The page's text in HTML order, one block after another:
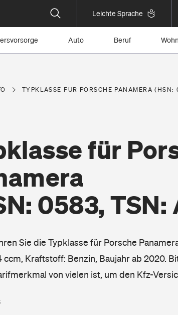
Leichte Sprache
Auto Beruf
TYPKLASSE FÜR PORSCHE PANAMERA
für
0583, TSN:
Sie die Typklasse für Porsche
ccm, Kraftstoff: Benzin, Baujahr ab 2020.
von vielen ist, um den Kfz-